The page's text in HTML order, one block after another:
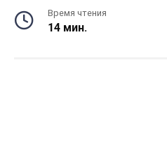
Время чтения
14 мин.